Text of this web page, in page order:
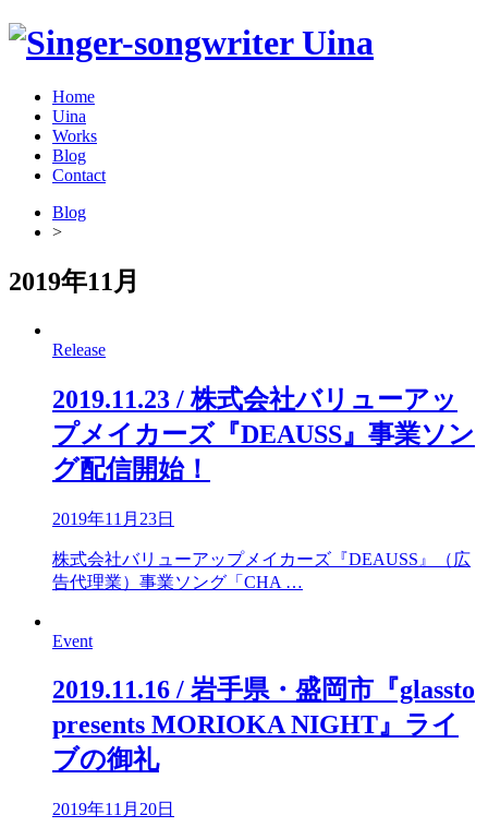
Home
Uina
Works
Blog
Contact
Blog
>
2019年11月
Release
2019.11.23 / 株式会社バリューアッ
プメイカーズ『DEAUSS』事業ソン
グ配信開始！
2019年11月23日
株式会社バリューアップメイカーズ『DEAUSS』（広
告代理業）事業ソング「CHA …
Event
2019.11.16 / 岩手県・盛岡市『glassto
presents MORIOKA NIGHT』ライ
ブの御礼
2019年11月20日